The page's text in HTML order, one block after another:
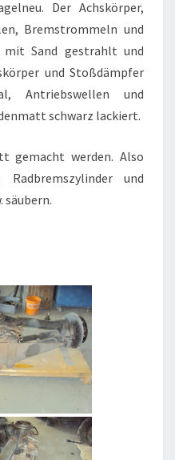
Der Achskörper,
Bremstrommeln und
Sand gestrahlt und
und Stoßdämpfer
Antriebswellen und
schwarz lackiert.
gemacht werden. Also
Radbremszylinder und
säubern.